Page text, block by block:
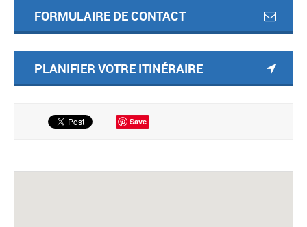
FORMULAIRE DE CONTACT
PLANIFIER VOTRE ITINÉRAIRE
Save